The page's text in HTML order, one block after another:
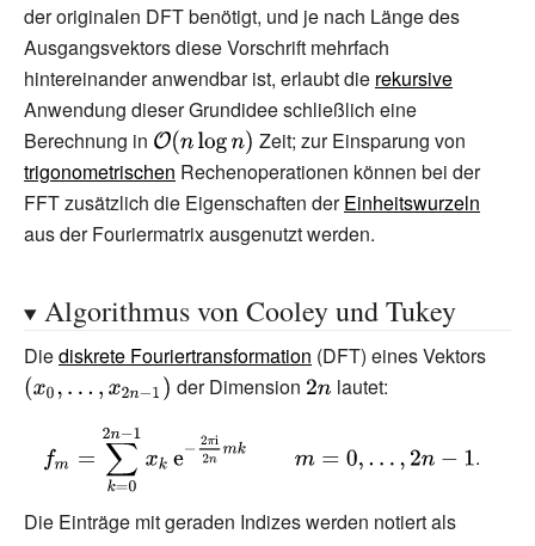
der originalen DFT benötigt, und je nach Länge des
Ausgangsvektors diese Vorschrift mehrfach
hintereinander anwendbar ist, erlaubt die rekursive
Anwendung dieser Grundidee schließlich eine
Berechnung in {\displaystyle
{\mathcal
{O}}(n\log n)}
Zeit; zur Einsparung von
trigonometrischen Rechenoperationen können bei der
FFT zusätzlich die Eigenschaften derEinheitswurzeln
aus der Fouriermatrix ausgenutzt werden.
Algorithmus von Cooley und Tukey
Diediskrete Fouriertransformation (DFT) eines Vektors
der Dimension {\displaystyle
lautet:
{\displaystyle
f_{m}=\sum
_{k=0}^{2n-
1}x_{k}\,\mathrm
.
Die Einträge mit geraden Indizes werden notiert als